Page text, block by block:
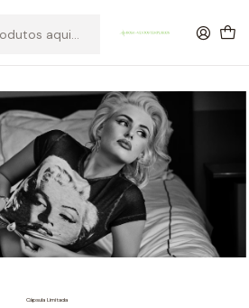
em compras para Portugal superiores a
Cápsula Limitada